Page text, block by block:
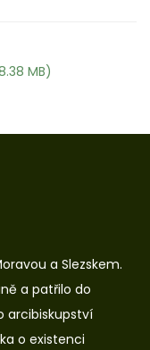
MB)
a Slezskem.
a patřilo do
arcibiskupství
o existenci